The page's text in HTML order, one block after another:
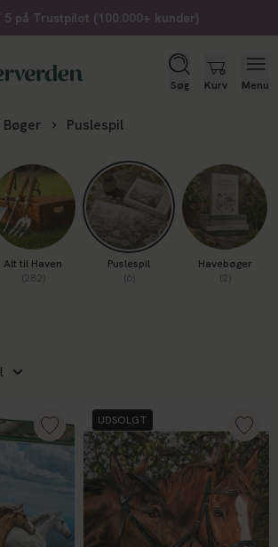
5 på Trustpilot (100.000+ kunder)
Søg Kurv Menu
Puslespil
Alt til Haven
(282)
Puslespil
(6)
Havebøger
(2)
UDSOLGT